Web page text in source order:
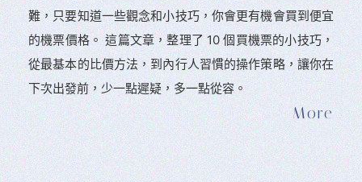
難，只要知道一些觀念和小技巧，你會更有機會買到便宜
的機票價格。 這篇文章，整理了 10 個買機票的小技巧，
從最基本的比價方法，到內行人習慣的操作策略，讓你在
下次出發前，少一點遲疑，多一點從容。